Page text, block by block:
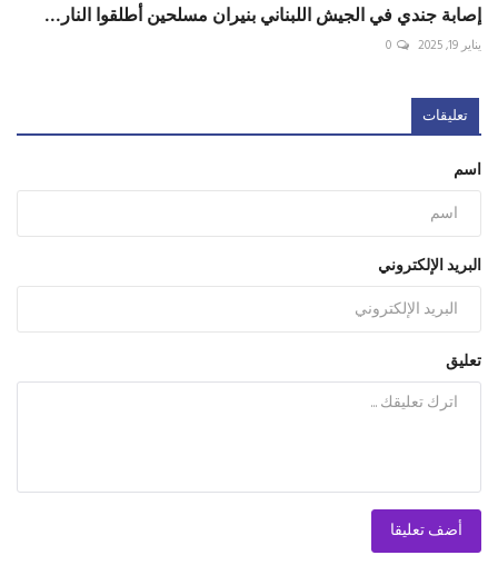
إصابة جندي في الجيش اللبناني بنيران مسلحين أطلقوا النار...
يناير 19, 2025 0
تعليقات
اسم
البريد الإلكتروني
تعليق
أضف تعليقا